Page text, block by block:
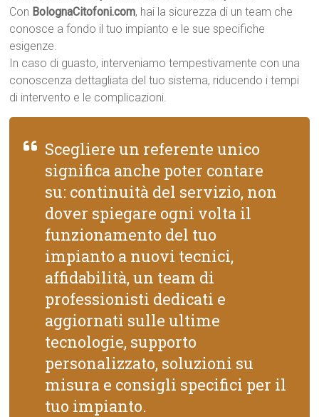
Con BolognaCitofoni.com, hai la sicurezza di un team che
conosce a fondo il tuo impianto e le sue specifiche
esigenze.
In caso di guasto, interveniamo tempestivamente con una
conoscenza dettagliata del tuo sistema, riducendo i tempi
di intervento e le complicazioni.
Scegliere un referente unico
significa anche poter contare
su: continuità del servizio, non
dover spiegare ogni volta il
funzionamento del tuo
impianto a nuovi tecnici,
affidabilità, un team di
professionisti dedicati e
aggiornati sulle ultime
tecnologie, supporto
personalizzato, soluzioni su
misura e consigli specifici per il
tuo impianto.